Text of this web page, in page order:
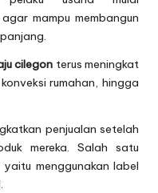
mampu membangun
cilegon terus meningkat
rumahan, hingga
penjualan setelah
mereka. Salah satu
menggunakan label